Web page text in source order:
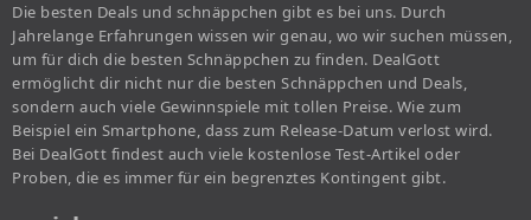
Die besten Deals und schnäppchen gibt es bei uns. Durch
Jahrelange Erfahrungen wissen wir genau, wo wir suchen müssen,
um für dich die besten Schnäppchen zu finden. DealGott
ermöglicht dir nicht nur die besten Schnäppchen und Deals,
sondern auch viele Gewinnspiele mit tollen Preise. Wie zum
Beispiel ein Smartphone, dass zum Release-Datum verlost wird.
Bei DealGott findest auch viele kostenlose Test-Artikel oder
Proben, die es immer für ein begrenztes Kontingent gibt.